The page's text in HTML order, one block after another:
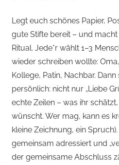
Legt euch schönes Papier,
gute Stifte bereit – und
Ritual. Jede*r wählt 1–3
wieder schreiben wollte:
Kollege, Patin, Nachbar.
persönlich: nicht nur „Liebe
echte Zeilen – was ihr
wünscht. Wer mag, kann es
kleine Zeichnung, ein
gemeinsam adressiert und
der gemeinsame Abschluss